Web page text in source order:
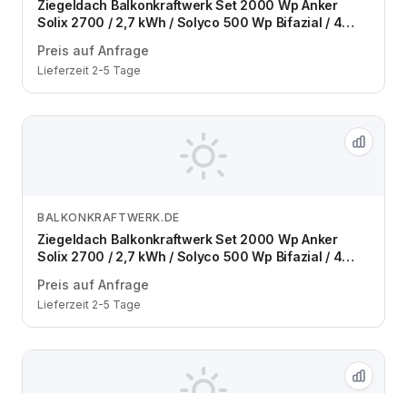
Ziegeldach Balkonkraftwerk Set 2000 Wp Anker
Solix 2700 / 2,7 kWh / Solyco 500 Wp Bifazial / 4
Preis auf Anfrage
Lieferzeit 2-5 Tage
Zum Angebot
BALKONKRAFTWERK.DE
Ziegeldach Balkonkraftwerk Set 2000 Wp Anker
Solix 2700 / 2,7 kWh / Solyco 500 Wp Bifazial / 4
Preis auf Anfrage
Lieferzeit 2-5 Tage